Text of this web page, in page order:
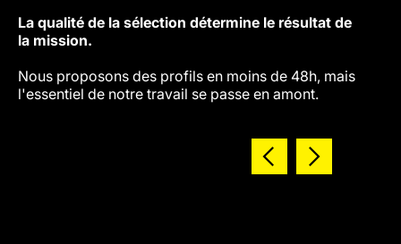
La qualité de la sélection détermine le résultat de
la mission.
Nous proposons des profils en moins de 48h, mais
l'essentiel de notre travail se passe en amont.